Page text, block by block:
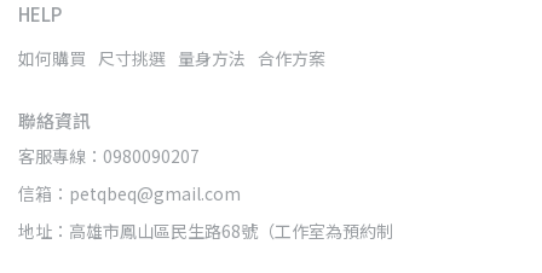
HELP
如何購買 尺寸挑選 量身方法 合作方案
聯絡資訊
客服專線：0980090207
信箱：petqbeq@gmail.com
地址：高雄市鳳山區民生路68號（工作室為預約制